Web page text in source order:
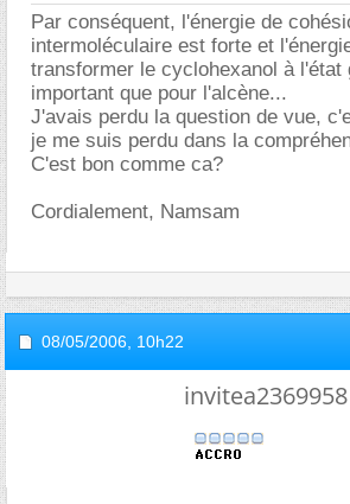
Par conséquent, l'énergie de
intermoléculaire est forte et
transformer le cyclohexanol à l'état
important que pour l'alcène...
J'avais perdu la question de vue,
je me suis perdu dans la
C'est bon comme ca?
Cordialement, Namsam
08/05/2006, 10h22
invitea2369958